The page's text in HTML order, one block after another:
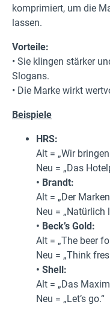
komprimiert, um die
lassen.
Vorteile:
• Sie klingen stärker
Slogans.
• Die Marke wirkt
Beispiele
HRS:
Alt = „Wir
Neu = „Das
• Brandt:
Alt = „Der
Neu = „Natürlich
• Beck’s Gold:
Alt = „The beer
Neu = „Think
• Shell:
Alt = „Das
Neu = „Let’s go.“